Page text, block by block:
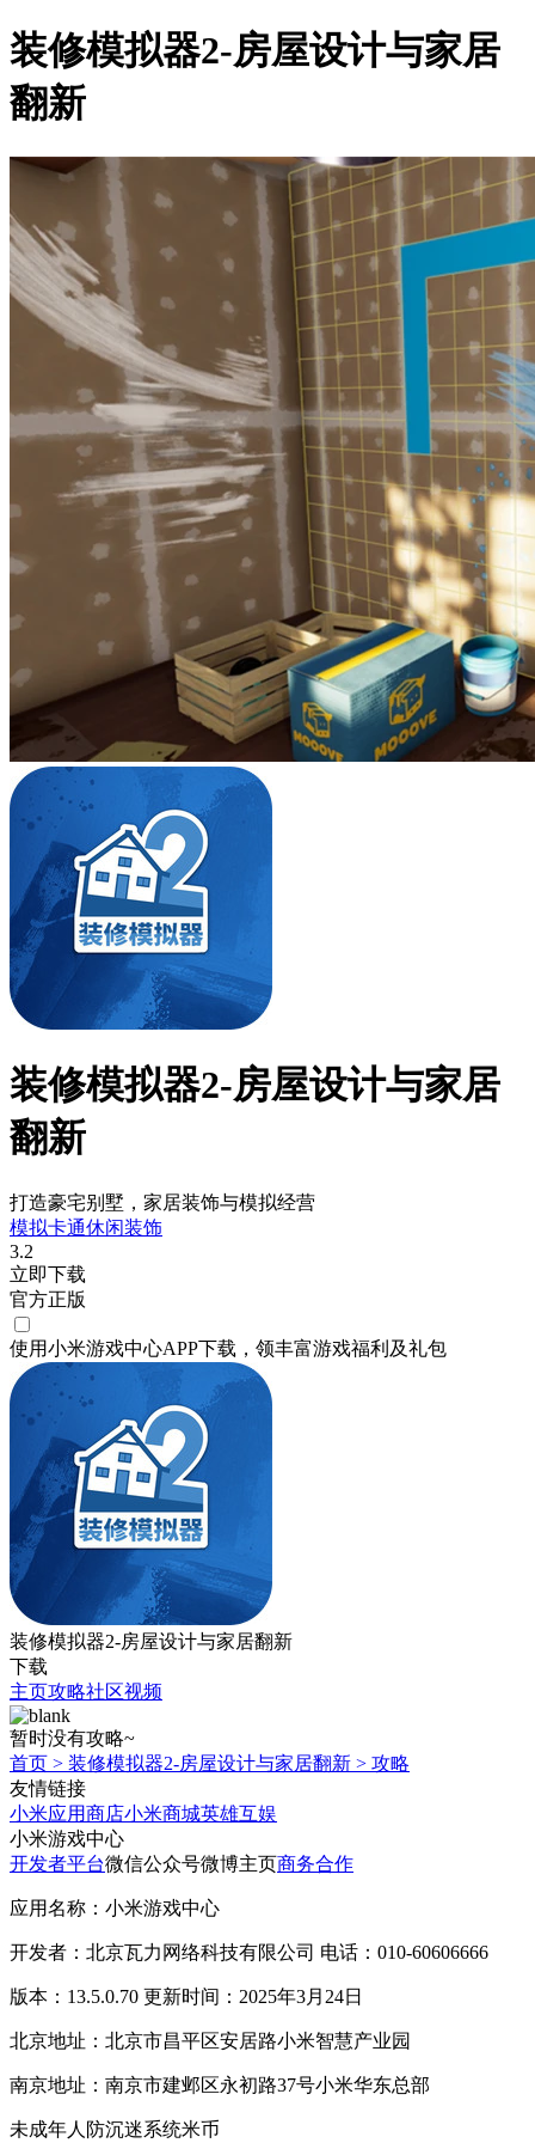
装修模拟器2-房屋设计与家居
翻新
装修模拟器2-房屋设计与家居
翻新
打造豪宅别墅，家居装饰与模拟经营
模拟卡通休闲装饰
3.2
立即下载
官方正版
使用小米游戏中心APP下载 ，领丰富游戏福利 及礼包
装修模拟器2-房屋设计与家居翻新
下载
主页攻略社区视频
暂时没有攻略~
首页 > 装修模拟器2-房屋设计与家居翻新 > 攻略
友情链接
小米应用商店小米商城英雄互娱
小米游戏中心
开发者平台微信公众号微博主页商务合作
应用名称：小米游戏中心
开发者：北京瓦力网络科技有限公司 电话：010-60606666
版本：13.5.0.70 更新时间：2025年3月24日
北京地址：北京市昌平区安居路小米智慧产业园
南京地址：南京市建邺区永初路37号小米华东总部
未成年人防沉迷系统米币